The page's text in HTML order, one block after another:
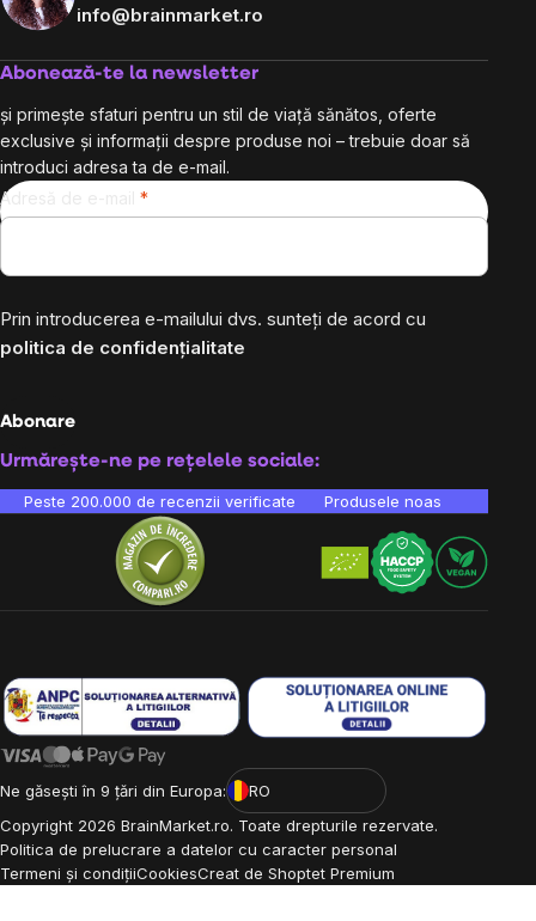
info@brainmarket.ro
Abonează-te la newsletter
și primește sfaturi pentru un stil de viață sănătos, oferte
exclusive și informații despre produse noi – trebuie doar să
introduci adresa ta de e-mail.
Adresă de e-mail
Prin introducerea e-mailului dvs. sunteți de acord cu
politica de confidențialitate
Abonare
Urmărește-ne pe rețelele sociale:
Peste 200.000 de recenzii verificate Produsele noastre sunt
Ne găsești în 9 țări din Europa:
RO
Copyright 2026 BrainMarket.ro. Toate drepturile rezervate.
Politica de prelucrare a datelor cu caracter personal
Termeni și condițiiCookiesCreat de Shoptet Premium